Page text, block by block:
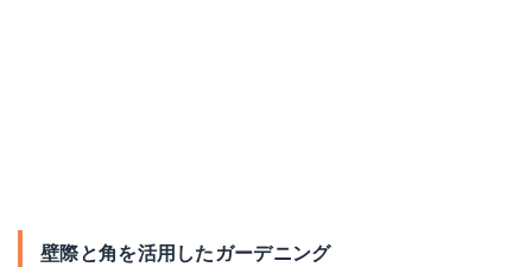
壁際と角を活用したガーデニング